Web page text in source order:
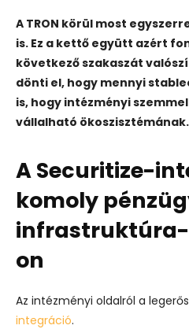
A TRON körül most
is. Ez a kettő együtt azért
következő szakaszát
dönti el, hogy mennyi
is, hogy intézményi
vállalható ökoszisztémának.
A Securitize-
komoly
infrastruktúra-
on
Az intézményi oldalról a
integráció.